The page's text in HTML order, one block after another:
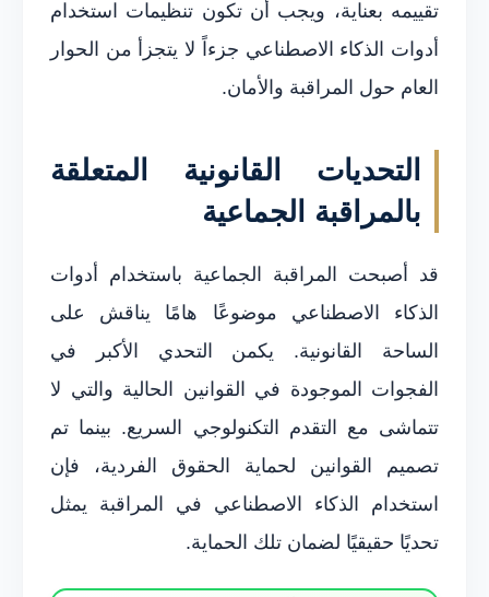
تقييمه بعناية، ويجب أن تكون تنظيمات استخدام
أدوات الذكاء الاصطناعي جزءاً لا يتجزأ من الحوار
العام حول المراقبة والأمان.
التحديات القانونية المتعلقة
بالمراقبة الجماعية
قد أصبحت المراقبة الجماعية باستخدام أدوات
الذكاء الاصطناعي موضوعًا هامًا يناقش على
الساحة القانونية. يكمن التحدي الأكبر في
الفجوات الموجودة في القوانين الحالية والتي لا
تتماشى مع التقدم التكنولوجي السريع. بينما تم
تصميم القوانين لحماية الحقوق الفردية، فإن
استخدام الذكاء الاصطناعي في المراقبة يمثل
تحديًا حقيقيًا لضمان تلك الحماية.